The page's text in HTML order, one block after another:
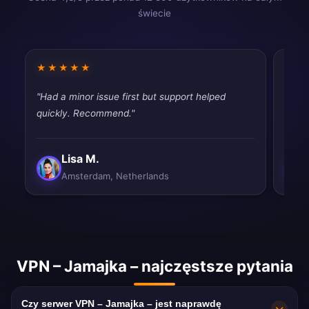
świecie
★★★★★
"Had a minor issue first but support helped
quickly. Recommend."
Lisa M.
Amsterdam, Netherlands
VPN – Jamajka – najczęstsze pytania
Czy serwer VPN – Jamajka – jest naprawdę